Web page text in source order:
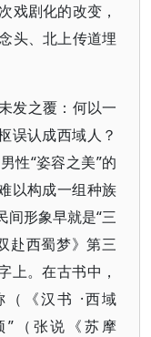
戏剧化的改变，
头、北上传道埋
发之覆：何以一
误认成西域人？
性“姿容之美”的
以构成一组种族
间形象早就是“三
赴西蜀梦》第三
上。在古书中，
《汉书 ·西域
（张说《苏摩